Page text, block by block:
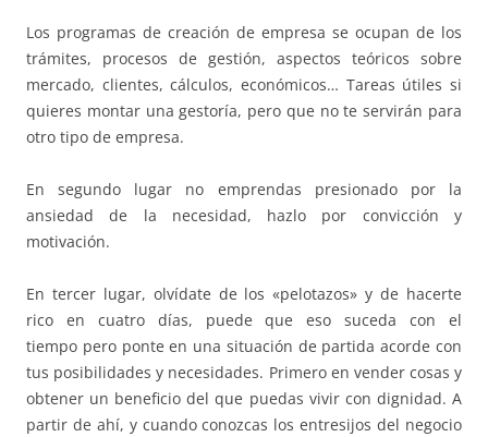
Los programas de creación de empresa se ocupan de los
trámites, procesos de gestión, aspectos teóricos sobre
mercado, clientes, cálculos, económicos… Tareas útiles si
quieres montar una gestoría, pero que no te servirán para
otro tipo de empresa.
En segundo lugar no emprendas presionado por la
ansiedad de la necesidad, hazlo por convicción y
motivación.
En tercer lugar, olvídate de los «pelotazos» y de hacerte
rico en cuatro días, puede que eso suceda con el
tiempo pero ponte en una situación de partida acorde con
tus posibilidades y necesidades. Primero en vender cosas y
obtener un beneficio del que puedas vivir con dignidad. A
partir de ahí, y cuando conozcas los entresijos del negocio